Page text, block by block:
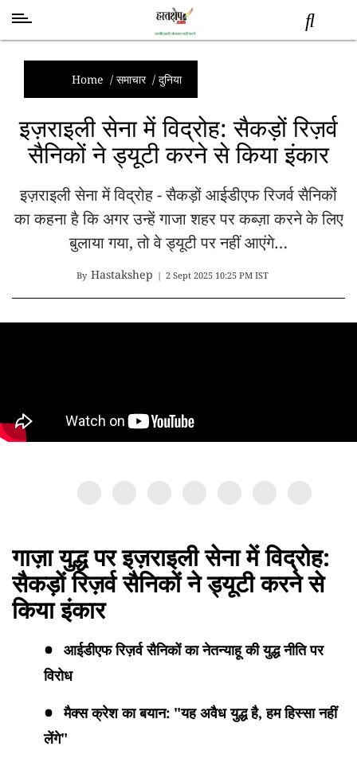
समाचार
स्तंभ
शब्द
राजनीति
देश
तकनीक
विज्ञान
Home / समाचार/ दुनिया
इज़राइली सेना में विद्रोह: सैकड़ों रिज़र्व
सैनिकों ने ड्यूटी करने से किया इंकार
इज़राइली सेना में विद्रोह - सैकड़ों आईडीएफ रिजर्व सैनिकों
का कहना है कि अगर उन्हें गाजा शहर पर कब्ज़ा करने के लिए
बुलाया गया, तो वे ड्यूटी पर नहीं आएंगे…
By Hastakshep | 2 Sept 2025 10:25 PM IST
गाज़ा युद्ध पर इज़राइली सेना में विद्रोह:
सैकड़ों रिज़र्व सैनिकों ने ड्यूटी करने से
किया इंकार
आईडीएफ रिज़र्व सैनिकों का नेतन्याहू की युद्ध नीति पर
विरोध
मैक्स क्रेश का बयान: "यह अवैध युद्ध है, हम हिस्सा नहीं
लेंगे"